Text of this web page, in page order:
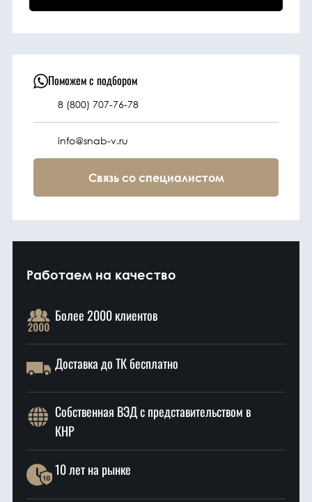
Ходовые части
Электрическая
Под заказ
Поможем с подбором
8 (800) 707-76-78
info@snab-v.ru
Связь со специалистом
Работаем на качество
Более 2000 клиентов
Доставка до ТК бесплатно
Собственная ВЭД с представительством в
КНР
10 лет на рынке